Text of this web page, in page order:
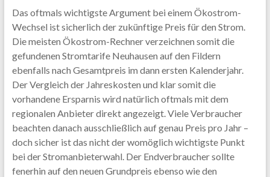
Das oftmals wichtigste Argument bei einem Ökostrom-
Wechsel ist sicherlich der zukünftige Preis für den Strom.
Die meisten Ökostrom-Rechner verzeichnen somit die
gefundenen Stromtarife Neuhausen auf den Fildern
ebenfalls nach Gesamtpreis im dann ersten Kalenderjahr.
Der Vergleich der Jahreskosten und klar somit die
vorhandene Ersparnis wird natürlich oftmals mit dem
regionalen Anbieter direkt angezeigt. Viele Verbraucher
beachten danach ausschließlich auf genau Preis pro Jahr –
doch sicher ist das nicht der womöglich wichtigste Punkt
bei der Stromanbieterwahl. Der Endverbraucher sollte
fenerhin auf den neuen Grundpreis ebenso wie den